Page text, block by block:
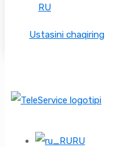
RU
Ustasini chaqiring
RU